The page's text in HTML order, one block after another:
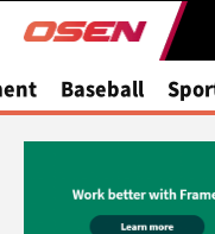
Baseball